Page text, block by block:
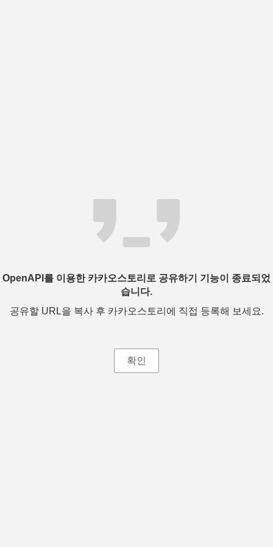
OpenAPI를 이용한 카카오스토리로 공유하기 기능이 종료되었
습니다.
공유할 URL을 복사 후 카카오스토리에 직접 등록해 보세요.
확인